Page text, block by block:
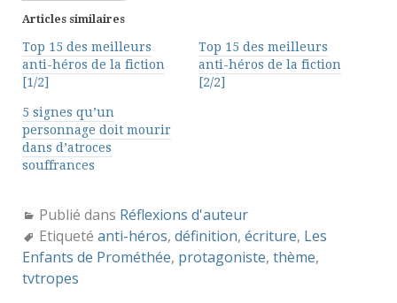
Articles similaires
Top 15 des meilleurs
anti-héros de la fiction
[1/2]
Top 15 des meilleurs
anti-héros de la fiction
[2/2]
5 signes qu’un
personnage doit mourir
dans d’atroces
souffrances
Publié dans Réflexions d'auteur
Etiqueté anti-héros, définition, écriture, Les
Enfants de Prométhée, protagoniste, thème,
tvtropes